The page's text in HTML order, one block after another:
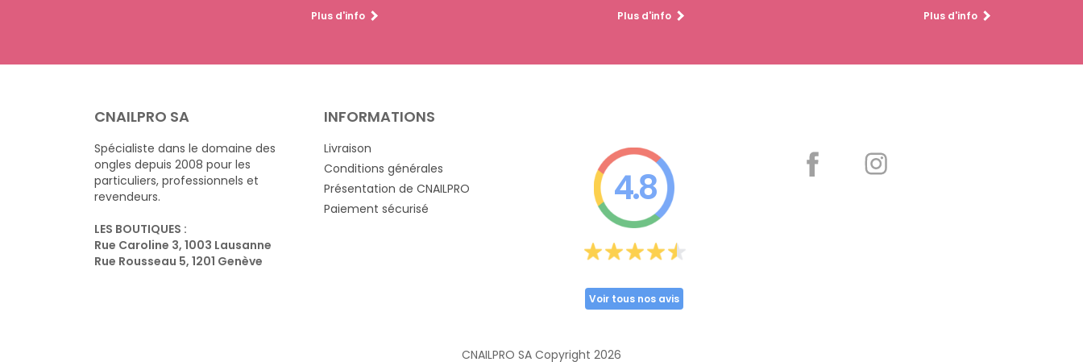
Plus d'info Plus d'info Plus d'info
CNAILPRO SA
Spécialiste dans le domaine des
ongles depuis 2008 pour les
particuliers, professionnels et
revendeurs.
LES BOUTIQUES :
Rue Caroline 3, 1003 Lausanne
Rue Rousseau 5, 1201 Genève
INFORMATIONS
Livraison
Conditions générales
Présentation de CNAILPRO
Paiement sécurisé
4.8
Voir tous nos avis
CNAILPRO SA Copyright 2026